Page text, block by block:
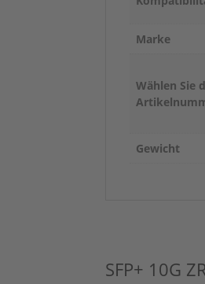
Marke
Wählen Sie
Gewicht
SFP+ 10G